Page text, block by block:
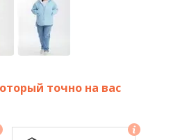
точно на вас